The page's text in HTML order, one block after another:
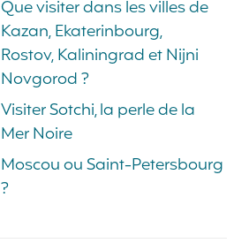
Que visiter dans les villes de
Kazan, Ekaterinbourg,
Rostov, Kaliningrad et Nijni
Novgorod ?
Visiter Sotchi, la perle de la
Mer Noire
Moscou ou Saint-Petersbourg
?